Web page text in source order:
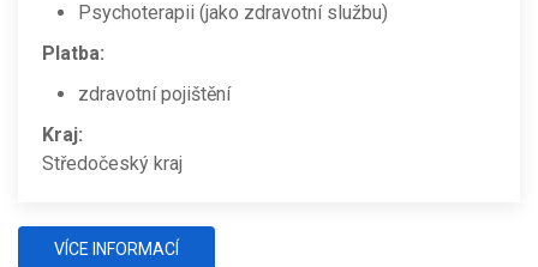
Psychoterapii (jako zdravotní službu)
Platba:
zdravotní pojištění
Kraj:
Středočeský kraj
VÍCE INFORMACÍ